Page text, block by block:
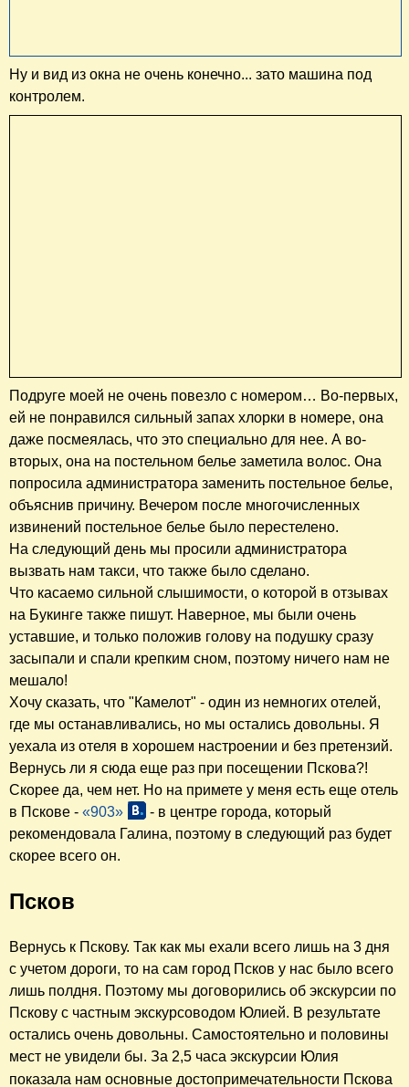
Ну и вид из окна не очень конечно... зато машина под
контролем.
Подруге моей не очень повезло с номером… Во-первых,
ей не понравился сильный запах хлорки в номере, она
даже посмеялась, что это специально для нее. А во-
вторых, она на постельном белье заметила волос. Она
попросила администратора заменить постельное белье,
объяснив причину. Вечером после многочисленных
извинений постельное белье было перестелено.
На следующий день мы просили администратора
вызвать нам такси, что также было сделано.
Что касаемо сильной слышимости, о которой в отзывах
на Букинге также пишут. Наверное, мы были очень
уставшие, и только положив голову на подушку сразу
засыпали и спали крепким сном, поэтому ничего нам не
мешало!
Хочу сказать, что "Камелот" - один из немногих отелей,
где мы останавливались, но мы остались довольны. Я
уехала из отеля в хорошем настроении и без претензий.
Вернусь ли я сюда еще раз при посещении Пскова?!
Скорее да, чем нет. Но на примете у меня есть еще отель
в Пскове - «903»
- в центре города, который
рекомендовала Галина, поэтому в следующий раз будет
скорее всего он.
Псков
Вернусь к Пскову. Так как мы ехали всего лишь на 3 дня
с учетом дороги, то на сам город Псков у нас было всего
лишь полдня. Поэтому мы договорились об экскурсии по
Пскову с частным экскурсоводом Юлией. В результате
остались очень довольны. Самостоятельно и половины
мест не увидели бы. За 2,5 часа экскурсии Юлия
показала нам основные достопримечательности Пскова